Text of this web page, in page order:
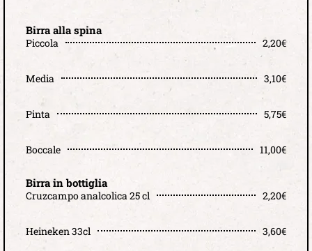
Birra alla spina
Piccola 2,20€
Media 3,10€
Pinta 5,75€
Boccale 11,00€
Birra in bottiglia
Cruzcampo analcolica 25 cl 2,20€
Heineken 33cl 3,60€